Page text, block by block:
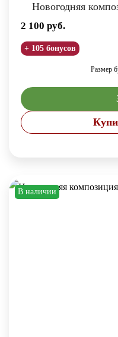
Новогодняя
2 100 руб.
+ 105 бонусов
Размер
В наличии